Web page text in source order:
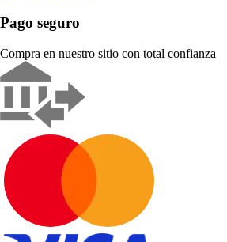
Pago seguro
Compra en nuestro sitio con total confianza